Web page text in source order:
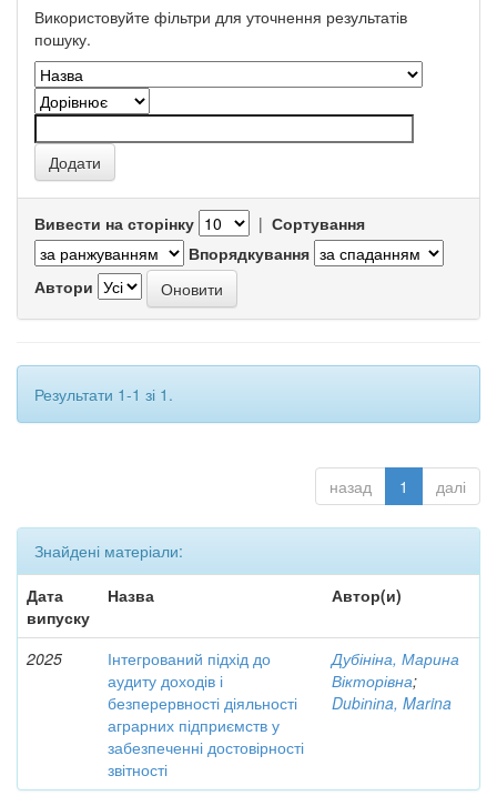
Використовуйте фільтри для уточнення результатів
пошуку.
Вивести на сторінку | Сортування
Впорядкування
Автори
Результати 1-1 зі 1.
назад 1 далі
Знайдені матеріали:
Дата
випуску
Назва Автор(и)
2025
Інтегрований підхід до
аудиту доходів і
безперервності діяльності
аграрних підприємств у
забезпеченні достовірності
звітності
Дубініна, Марина
Вікторівна;
Dubіnіna, Marina